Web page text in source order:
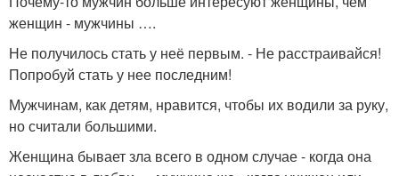
женщин - мужчины ….
Не получилось стать у неё первым. - Не расстраивайся!
Попробуй стать у нее последним!
Мужчинам, как детям, нравится, чтобы их водили за руку,
но считали большими.
Женщина бывает зла всего в одном случае - когда она